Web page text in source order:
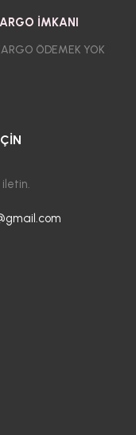
İMKANI
ÖDEMEK YOK